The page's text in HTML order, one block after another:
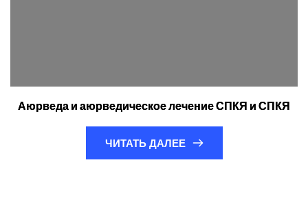
Аюрведа и аюрведическое лечение СПКЯ и СПКЯ
ЧИТАТЬ ДАЛЕЕ